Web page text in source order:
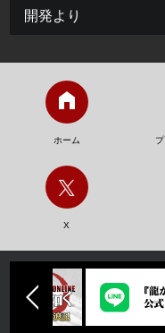
開発より
ホーム
X